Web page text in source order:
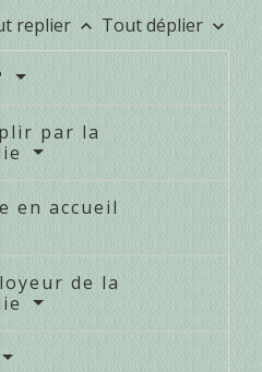
replier keyboard_arrow_up Tout déplier keyboard_arrow_down
par la
en accueil
de la